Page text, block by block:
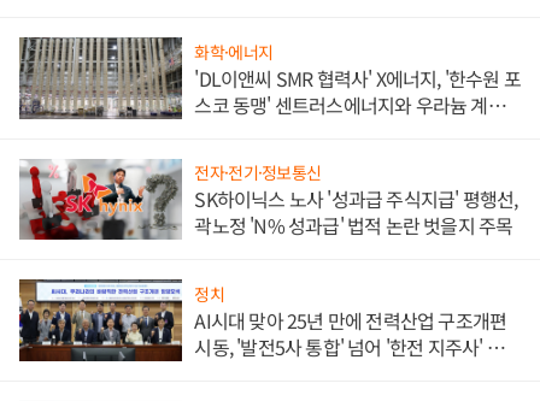
화학·에너지
'DL이앤씨 SMR 협력사' X에너지, '한수원 포
스코 동맹' 센트러스에너지와 우라늄 계약
전자·전기·정보통신
SK하이닉스 노사 '성과급 주식지급' 평행선,
곽노정 'N% 성과급' 법적 논란 벗을지 주목
정치
AI시대 맞아 25년 만에 전력산업 구조개편
시동, '발전5사 통합' 넘어 '한전 지주사' 재편